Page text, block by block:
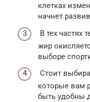
клетках
начнет
В тех частях
жир
выборе
Стоит
которые вам
быть удобны